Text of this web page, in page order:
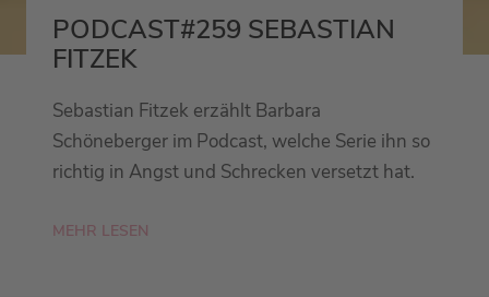
PODCAST#259 SEBASTIAN
FITZEK
Sebastian Fitzek erzählt Barbara
Schöneberger im Podcast, welche Serie ihn so
richtig in Angst und Schrecken versetzt hat.
MEHR LESEN